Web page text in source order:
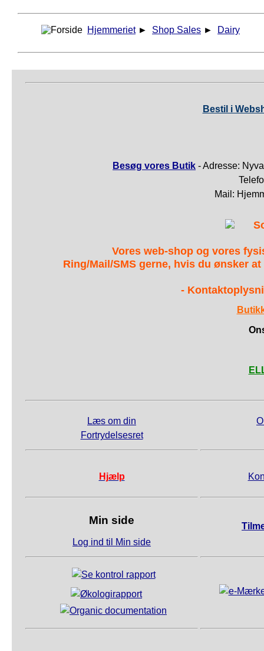
Hjemmeriet ► Shop Sales ► Dairy
Bestil i
Besøg vores Butik - Adresse:
Mail:
Vores web-shop og vores
Ring/Mail/SMS gerne, hvis du ønsker
-
Læs om din
Fortrydelsesret
Hjælp
Min side
Log ind til Min side